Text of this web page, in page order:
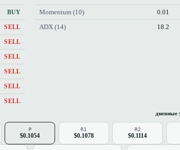
BUY
SELL
SELL
SELL
SELL
SELL
SELL
Momentum (10) 0.01
ADX (14) 18.2
дневные
P
$0.1054
R1
$0.1078
R2
$0.1114